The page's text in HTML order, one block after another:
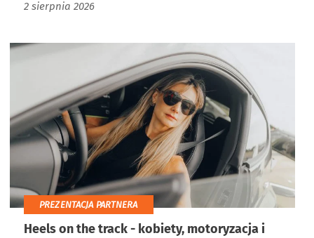
2 sierpnia 2026
PREZENTACJA PARTNERA
Heels on the track - kobiety, motoryzacja i